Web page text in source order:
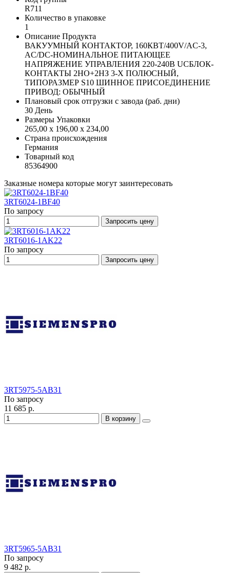
R711
Количество в упаковке
1
Описание Продукта
ВАКУУМНЫЙ КОНТАКТОР, 160КВТ/400V/AC-3,
AC/DC-НОМИНАЛЬНОЕ ПИТАЮЩЕЕ
НАПРЯЖЕНИЕ УПРАВЛЕНИЯ 220-240В UCБЛОК-
КОНТАКТЫ 2НО+2НЗ 3-Х ПОЛЮСНЫЙ,
ТИПОРАЗМЕР S10 ШИННОЕ ПРИСОЕДИНЕНИЕ
ПРИВОД: ОБЫЧНЫЙ
Плановый срок отгрузки с завода (раб. дни)
30 День
Размеры Упаковки
265,00 x 196,00 x 234,00
Страна происхождения
Германия
Товарный код
85364900
Заказные номера которые могут заинтересовать
3RT6024-1BF40
По запросу
Запросить цену
3RT6016-1AK22
По запросу
Запросить цену
3RT5975-5AB31
По запросу
11 685 р.
В корзину
3RT5965-5AB31
По запросу
9 482 р.